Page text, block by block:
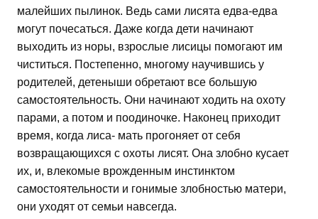
малейших пылинок. Ведь сами лисята едва-едва
могут почесаться. Даже когда дети начинают
выходить из норы, взрослые лисицы помогают им
чиститься. Постепенно, многому научившись у
родителей, детеныши обретают все большую
самостоятельность. Они начинают ходить на охоту
парами, а потом и поодиночке. Наконец приходит
время, когда лиса- мать прогоняет от себя
возвращающихся с охоты лисят. Она злобно кусает
их, и, влекомые врожденным инстинктом
самостоятельности и гонимые злобностью матери,
они уходят от семьи навсегда.